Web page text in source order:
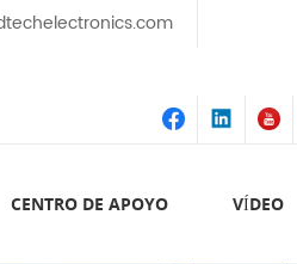
CENTRO DE APOYO VÍDEO